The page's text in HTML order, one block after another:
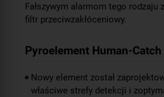
Fałszywym alarmom tego rodzaju
filtr przeciwzakłóceniowy.
Pyroelement Human-Catch
Nowy element został
właściwe strefy detekcji i